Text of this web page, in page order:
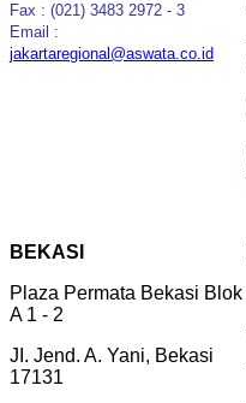
Fax : (021) 3483 2972 - 3
Email :
jakartaregional@aswata.co.id
BEKASI
Plaza Permata Bekasi Blok
A 1 - 2
JI. Jend. A. Yani, Bekasi
17131